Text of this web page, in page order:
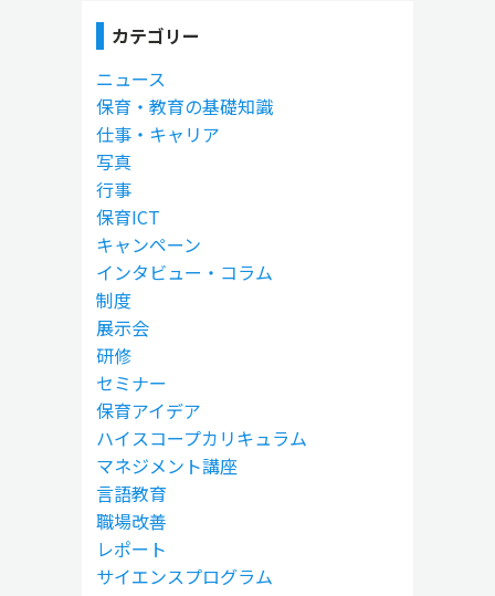
カテゴリー
ニュース
保育・教育の基礎知識
仕事・キャリア
写真
行事
保育ICT
キャンペーン
インタビュー・コラム
制度
展示会
研修
セミナー
保育アイデア
ハイスコープカリキュラム
マネジメント講座
言語教育
職場改善
レポート
サイエンスプログラム